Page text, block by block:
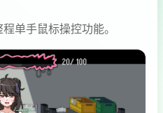
单手鼠标操控功能。